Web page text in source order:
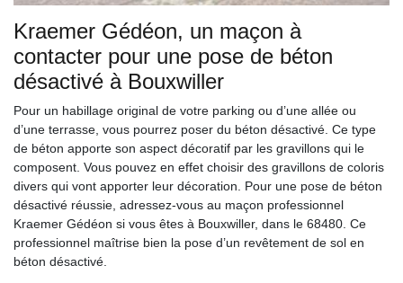
Kraemer Gédéon, un maçon à
contacter pour une pose de béton
désactivé à Bouxwiller
Pour un habillage original de votre parking ou d’une allée ou
d’une terrasse, vous pourrez poser du béton désactivé. Ce type
de béton apporte son aspect décoratif par les gravillons qui le
composent. Vous pouvez en effet choisir des gravillons de coloris
divers qui vont apporter leur décoration. Pour une pose de béton
désactivé réussie, adressez-vous au maçon professionnel
Kraemer Gédéon si vous êtes à Bouxwiller, dans le 68480. Ce
professionnel maîtrise bien la pose d’un revêtement de sol en
béton désactivé.